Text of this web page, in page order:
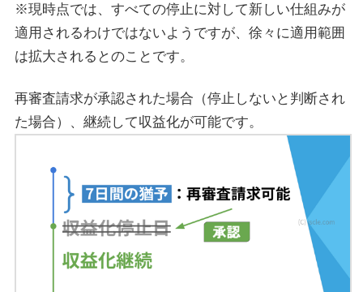
※現時点では、すべての停止に対して新しい仕組みが
適用されるわけではないようですが、徐々に適用範囲
は拡大されるとのことです。
再審査請求が承認された場合（停止しないと判断され
た場合）、継続して収益化が可能です。